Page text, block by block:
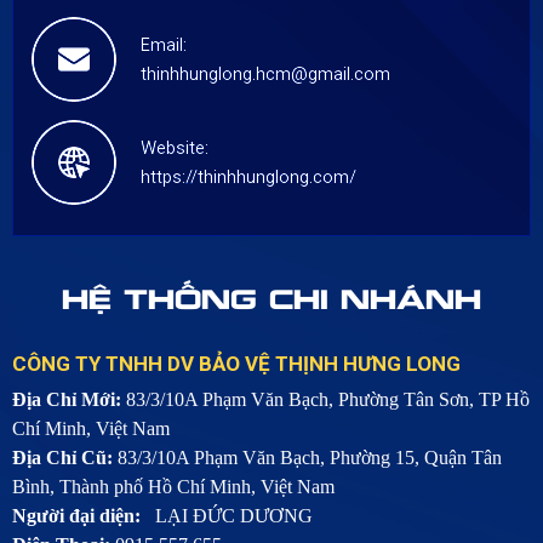
Email:
thinhhunglong.hcm@gmail.com
Website:
https://thinhhunglong.com/
HỆ THỐNG CHI NHÁNH
CÔNG TY TNHH DV BẢO VỆ THỊNH HƯNG LONG
Địa Chỉ Mới: 83/3/10A Phạm Văn Bạch, Phường Tân Sơn, TP Hồ
Chí Minh, Việt Nam
Địa Chỉ Cũ: 83/3/10A Phạm Văn Bạch, Phường 15, Quận Tân
Bình, Thành phố Hồ Chí Minh, Việt Nam
Người đại diện: LẠI ĐỨC DƯƠNG